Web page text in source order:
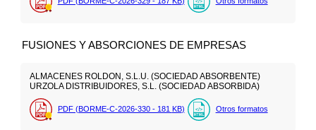
FUSIONES Y ABSORCIONES DE EMPRESAS
ALMACENES ROLDON, S.L.U. (SOCIEDAD ABSORBENTE)
URZOLA DISTRIBUIDORES, S.L. (SOCIEDAD ABSORBIDA)
PDF (BORME-C-2026-330 - 181 KB) Otros formatos